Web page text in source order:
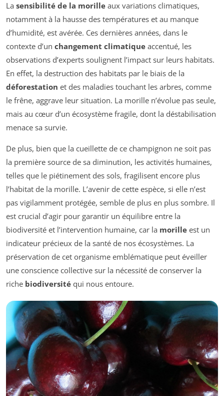
La sensibilité de la morille aux variations climatiques,
notamment à la hausse des températures et au manque
d’humidité, est avérée. Ces dernières années, dans le
contexte d’un changement climatique accentué, les
observations d’experts soulignent l’impact sur leurs habitats.
En effet, la destruction des habitats par le biais de la
déforestation et des maladies touchant les arbres, comme
le frêne, aggrave leur situation. La morille n’évolue pas seule,
mais au cœur d’un écosystème fragile, dont la déstabilisation
menace sa survie.
De plus, bien que la cueillette de ce champignon ne soit pas
la première source de sa diminution, les activités humaines,
telles que le piétinement des sols, fragilisent encore plus
l’habitat de la morille. L’avenir de cette espèce, si elle n’est
pas vigilamment protégée, semble de plus en plus sombre. Il
est crucial d’agir pour garantir un équilibre entre la
biodiversité et l’intervention humaine, car la morille est un
indicateur précieux de la santé de nos écosystèmes. La
préservation de cet organisme emblématique peut éveiller
une conscience collective sur la nécessité de conserver la
riche biodiversité qui nous entoure.